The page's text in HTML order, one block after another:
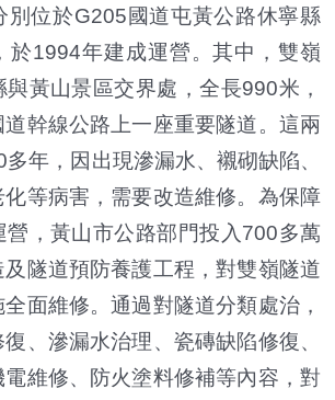
位於G205國道屯黃公路休寧縣
於1994年建成運營。其中，雙嶺
黃山景區交界處，全長990米，
幹線公路上一座重要隧道。這兩
年，因出現滲漏水、襯砌缺陷、
等病害，需要改造維修。為保障
營，黃山市公路部門投入700多萬
隧道預防養護工程，對雙嶺隧道
面維修。通過對隧道分類處治，
、滲漏水治理、瓷磚缺陷修復、
維修、防火塗料修補等內容，對